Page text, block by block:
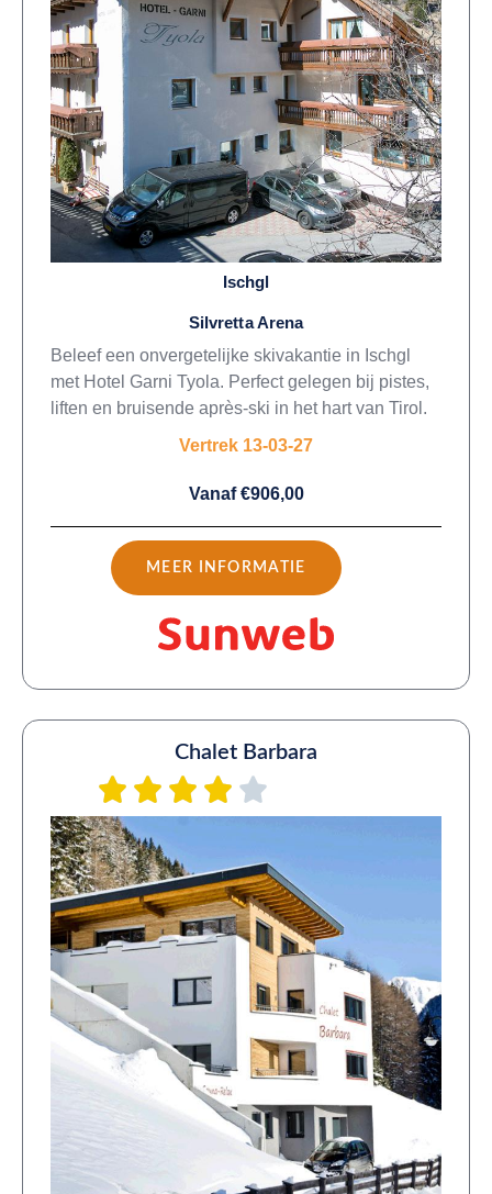
Ischgl
Silvretta Arena
Beleef een onvergetelijke skivakantie in Ischgl
met Hotel Garni Tyola. Perfect gelegen bij pistes,
liften en bruisende après-ski in het hart van Tirol.
Vertrek 13-03-27
Vanaf €906,00
MEER INFORMATIE
Chalet Barbara